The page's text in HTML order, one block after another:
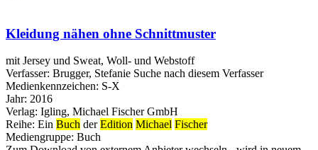
Kleidung nähen ohne Schnittmuster
mit Jersey und Sweat, Woll- und Webstoff
Verfasser: Brugger, Stefanie Suche nach diesem Verfasser
Medienkennzeichen: S-X
Jahr: 2016
Verlag: Igling, Michael Fischer GmbH
Reihe: Ein Buch derEdition Michael Fischer
Mediengruppe: Buch